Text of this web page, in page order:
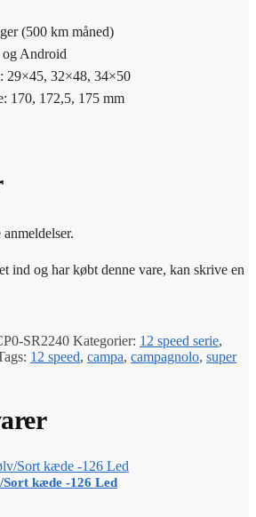
(500 km måned)
Android
29×45, 32×48, 34×50
170, 172,5, 175 mm
ind og har købt denne vare, kan skrive en
SR2240 Kategorier: 12 speed serie,
12 speed, campa, campagnolo, super
kæde -126 Led